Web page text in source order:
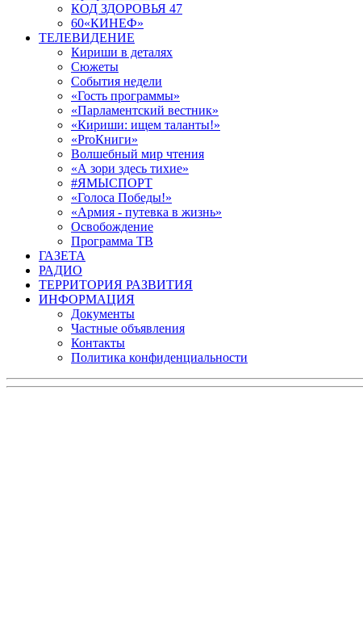
КОД ЗДОРОВЬЯ 47
60«КИНЕФ»
ТЕЛЕВИДЕНИЕ
Кириши в деталях
Сюжеты
События недели
«Гость программы»
«Парламентский вестник»
«Кириши: ищем таланты!»
«ProКниги»
Волшебный мир чтения
«А зори здесь тихие»
#ЯМЫСПОРТ
«Голоса Победы!»
«Армия - путевка в жизнь»
Освобождение
Программа ТВ
ГАЗЕТА
РАДИО
ТЕРРИТОРИЯ РАЗВИТИЯ
ИНФОРМАЦИЯ
Документы
Частные объявления
Контакты
Политика конфиденциальности